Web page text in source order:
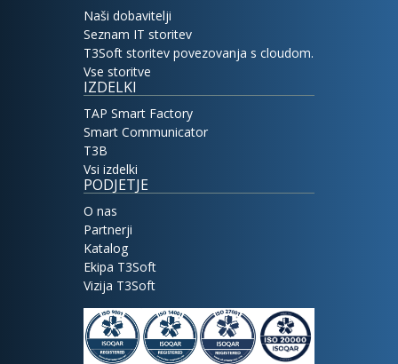
Naši dobavitelji
Seznam IT storitev
T3Soft storitev povezovanja s cloudom.
Vse storitve
IZDELKI
TAP Smart Factory
Smart Communicator
T3B
Vsi izdelki
PODJETJE
O nas
Partnerji
Katalog
Ekipa T3Soft
Vizija T3Soft